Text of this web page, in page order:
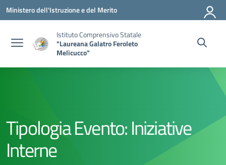
Vai ai contenuti
Vai al menu di navigazione
Vai al footer
Ministero dell'Istruzione e del Merito
Istituto Comprensivo Statale
"Laureana Galatro Feroleto
Melicucco"
Tipologia Evento:Iniziative
Interne